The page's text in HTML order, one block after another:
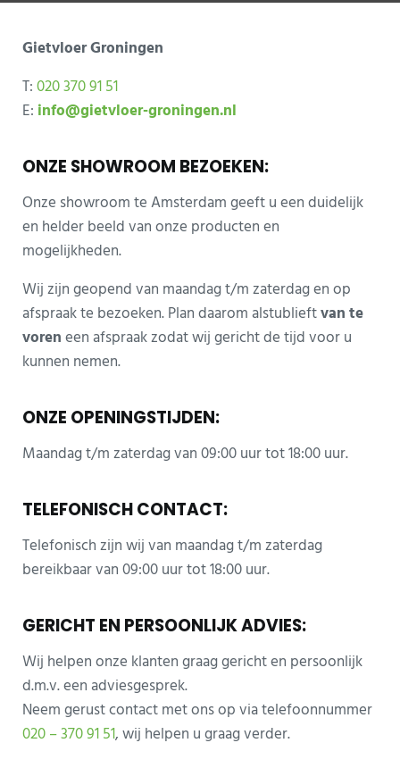
GietvloerGroningen
T:020 370 91 51
E: info@gietvloer-groningen.nl
ONZE SHOWROOM BEZOEKEN:
Onze showroom te Amsterdam geeft u een duidelijk
en helder beeld van onze producten en
mogelijkheden.
Wij zijn geopend van maandag t/m zaterdag en op
afspraak te bezoeken. Plan daarom alstublieftvan te
voreneen afspraak zodat wij gericht de tijd voor u
kunnen nemen.
ONZE OPENINGSTIJDEN:
Maandag t/m zaterdag van 09:00 uur tot 18:00 uur.
TELEFONISCH CONTACT:
Telefonisch zijn wij van maandag t/m zaterdag
bereikbaar van 09:00 uur tot 18:00 uur.
GERICHT EN PERSOONLIJK ADVIES:
Wij helpen onze klanten graag gericht en persoonlijk
d.m.v. een adviesgesprek.
Neem gerust contact met ons op via telefoonnummer
020 – 370 91 51, wij helpen u graag verder.